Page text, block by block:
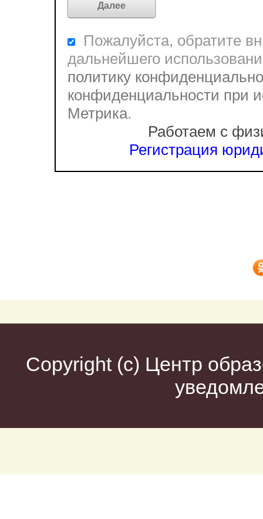
Пожалуйста, обратите
дальнейшего
политику
конфиденциальности при
Метрика.
Работаем с
Регистрация
Copyright (c) Центр